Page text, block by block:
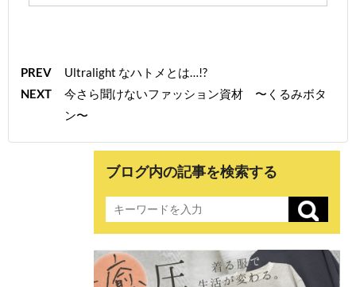
PREV
Ultralight なハトメとは…!?
NEXT
今さら聞けないファッション資材 〜くるみボタ
ン〜
ブログ内の記事を検索する